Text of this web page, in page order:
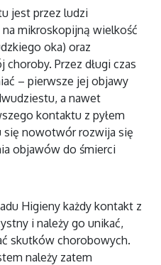
jest przez ludzi
mikroskopijną wielkość
oka) oraz
Przez długi czas
– pierwsze jej objawy
a nawet
kontaktu z pyłem
się nowotwór rozwija się
objawów do śmierci
Higieny każdy kontakt z
i należy go unikać,
skutków chorobowych.
należy zatem